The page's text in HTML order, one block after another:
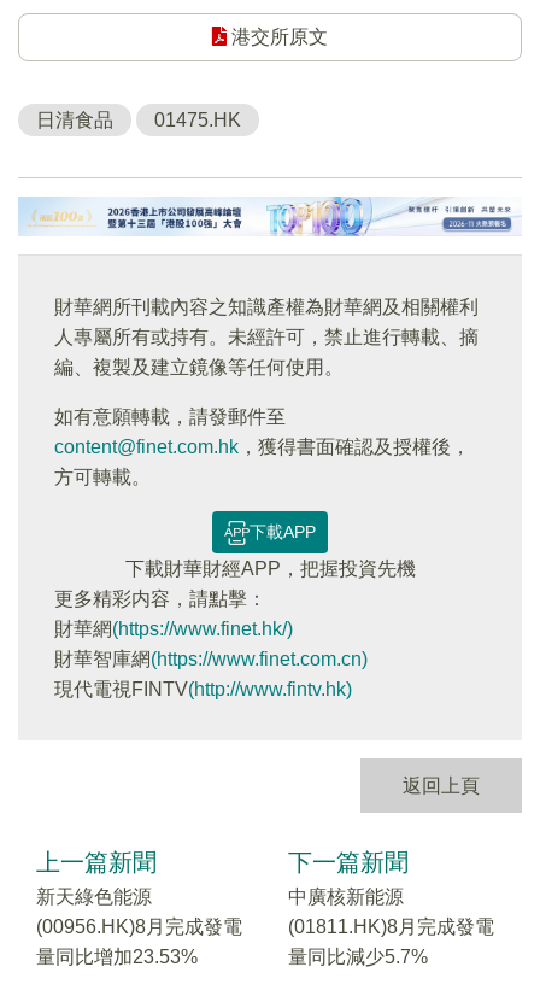
港交所原文
日清食品 01475.HK
財華網所刊載內容之知識產權為財華網及相關權利
人專屬所有或持有。未經許可，禁止進行轉載、摘
編、複製及建立鏡像等任何使用。
如有意願轉載，請發郵件至
content@finet.com.hk ，獲得書面確認及授權後，
方可轉載。
下載APP
下載財華財經APP，把握投資先機
更多精彩内容，請點擊：
財華網(https://www.finet.hk/)
財華智庫網(https://www.finet.com.cn)
現代電視FINTV(http://www.fintv.hk)
返回上頁
上一篇新聞
新天綠色能源
(00956.HK)8月完成發電
量同比增加23.53%
下一篇新聞
中廣核新能源
(01811.HK)8月完成發電
量同比減少5.7%